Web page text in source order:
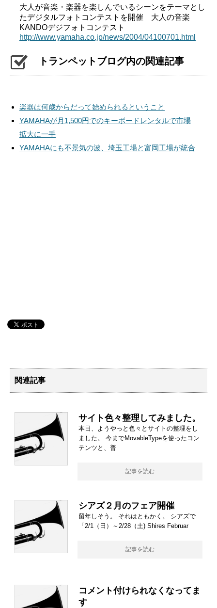
大人が音楽・楽器を楽しんでいるシーンをテーマとし
たデジタルフォトコンテストを開催 大人の音楽
KANDOデジフォトコンテスト
http://www.yamaha.co.jp/news/2004/04100701.html
トランペットブログ内の関連記事
楽器は何歳からだって始められるということ
YAMAHAが月1,500円でのキーボードレンタルで市場
拡大に一手
YAMAHAにも不景気の波、埼玉工場と富岡工場が統合
関連記事
サイト色々整理してみました。
本日、ようやっと色々とサイトの整理をし
ました。 今までMovableTypeを使ったコン
テンツと、普
記事を読む
シアズ２月のフェア開催
留年しそう。 それはともかく。 シアズで
「2/1（日）～2/28（土) Shires Februar
記事を読む
コメント付けられなくなってま
す